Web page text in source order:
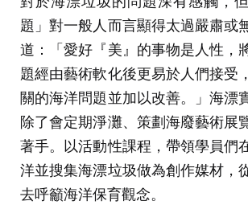
題」對一般人而言顯得太過嚴肅或
道：「愛好『美』的事物是人性，
題經由藝術軟化後更易於人們接受
關的海洋問題並加以改善。」海漂
除了會定期淨灘、策劃海廢藝術展
著手。以活動性課程，帶領學員們
洋並搜集海漂垃圾做為創作媒材，
去呼籲海洋保育觀念。